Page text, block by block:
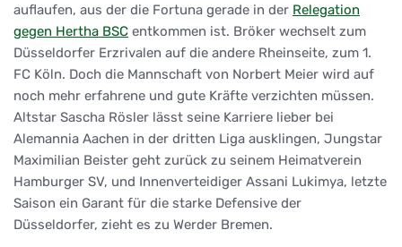
auflaufen, aus der die Fortuna gerade in der Relegation
gegen Hertha BSC entkommen ist. Bröker wechselt zum
Düsseldorfer Erzrivalen auf die andere Rheinseite, zum 1.
FC Köln. Doch die Mannschaft von Norbert Meier wird auf
noch mehr erfahrene und gute Kräfte verzichten müssen.
Altstar Sascha Rösler lässt seine Karriere lieber bei
Alemannia Aachen in der dritten Liga ausklingen, Jungstar
Maximilian Beister geht zurück zu seinem Heimatverein
Hamburger SV, und Innenverteidiger Assani Lukimya, letzte
Saison ein Garant für die starke Defensive der
Düsseldorfer, zieht es zu Werder Bremen.